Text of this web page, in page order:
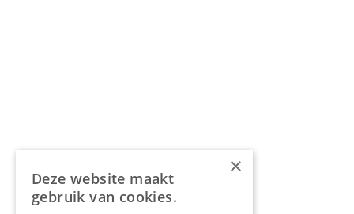
×
Deze website maakt
gebruik van cookies.